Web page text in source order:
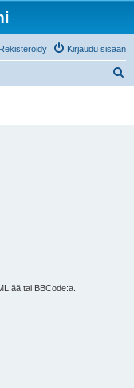
Kirjaudu sisään
Rekisteröidy
tai BBCode:a.